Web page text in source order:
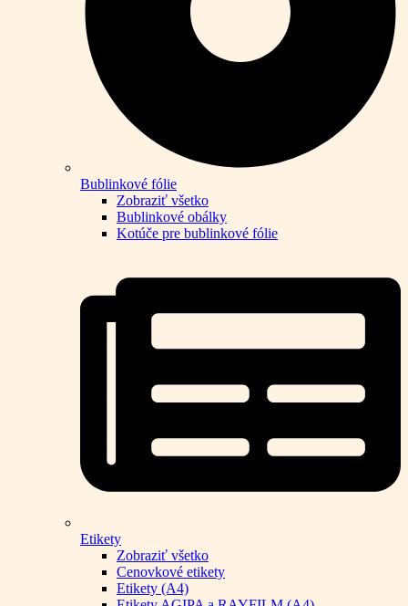
Bublinkové fólie
Zobraziť všetko
Bublinkové obálky
Kotúče pre bublinkové fólie
Etikety
Zobraziť všetko
Cenovkové etikety
Etikety (A4)